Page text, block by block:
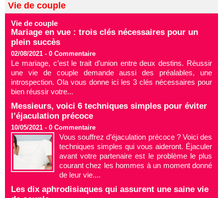
Vie de couple
Vie de couple
Mariage en vue : trois clés nécessaires pour un
plein succès
02/08/2021 - 0 Commentaire
Le mariage, c’est le trait d’union entre deux destins. Réussir
une vie de couple demande aussi des préalables, une
introspection. Ola vous donne ici les 3 clés nécessaires pour
bien réussir votre...
Messieurs, voici 6 techniques simples pour éviter
l’éjaculation précoce
10/05/2021 - 0 Commentaire
Vous souffrez d’éjaculation précoce ? Voici des
techniques simples qui vous aideront. Éjaculer
avant votre partenaire est le problème le plus
courant chez les hommes à un moment donné
de leur vie....
Les dix aphrodisiaques qui assurent une saine vie